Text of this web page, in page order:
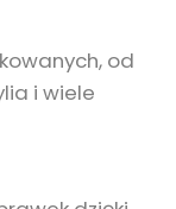
od
i wiele